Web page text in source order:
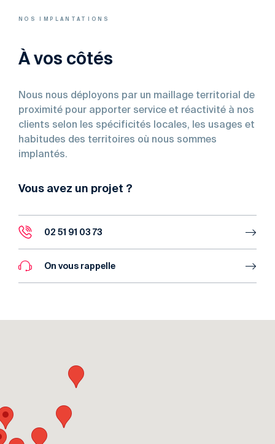
NOS IMPLANTATIONS
À vos côtés
Nous nous déployons par un maillage territorial de
proximité pour apporter service et réactivité à nos
clients selon les spécificités locales, les usages et
habitudes des territoires où nous sommes
implantés.
Vous avez un projet ?
02 51 91 03 73
On vous rappelle